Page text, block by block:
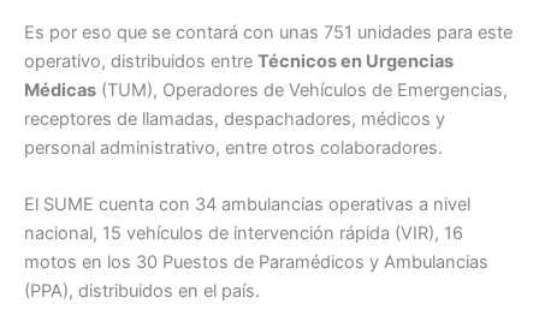
Es por eso que se contará con unas 751 unidades para este
operativo, distribuidos entre Técnicos en Urgencias
Médicas (TUM), Operadores de Vehículos de Emergencias,
receptores de llamadas, despachadores, médicos y
personal administrativo, entre otros colaboradores.
El SUME cuenta con 34 ambulancias operativas a nivel
nacional, 15 vehículos de intervención rápida (VIR), 16
motos en los 30 Puestos de Paramédicos y Ambulancias
(PPA), distribuidos en el país.